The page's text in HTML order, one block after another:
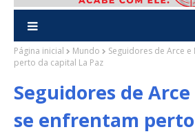
Página inicial Mundo
Seguidores de Arce
perto da capital La Paz
Seguidores de
se enfrentam